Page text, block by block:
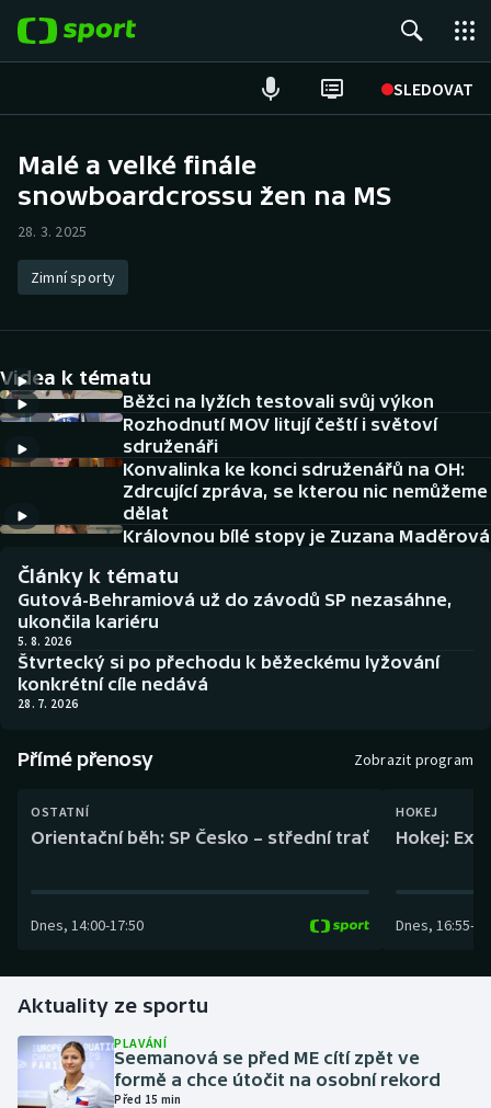
SLEDOVAT
Hokej
Atletika
DALŠÍ SPORTY
Americký fotbal
Baseball a softbal
Biatlon
Boby a skeleton
Curling
Dostihy
Futsal
Golf
Gymnastika
Házená
NEPŘEHLÉDNĚTE
Aplikace ČT sport
AZ kvíz
Malé a velké finále
snowboardcrossu žen na MS
28. 3. 2025
Zimní sporty
Videa k tématu
Běžci na lyžích testovali svůj výkon
Rozhodnutí MOV litují čeští i světoví
sdruženáři
Konvalinka ke konci sdruženářů na OH:
Zdrcující zpráva, se kterou nic nemůžeme
dělat
Královnou bílé stopy je Zuzana Maděrová
Články k tématu
Gutová-Behramiová už do závodů SP nezasáhne,
ukončila kariéru
5. 8. 2026
Štvrtecký si po přechodu k běžeckému lyžování
konkrétní cíle nedává
28. 7. 2026
Přímé přenosy Zobrazit program
OSTATNÍ
Orientační běh: SP Česko – střední trať
Dnes, 14:00-17:50
HOKEJ
Hokej:
Dnes, 16:55-
Aktuality ze sportu
PLAVÁNÍ
Seemanová se před ME cítí zpět ve
formě a chce útočit na osobní rekord
Před 15 min